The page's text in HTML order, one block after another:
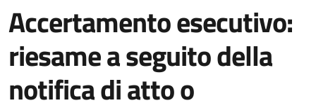
Accertamento esecutivo:
riesame a seguito della
notifica di atto o